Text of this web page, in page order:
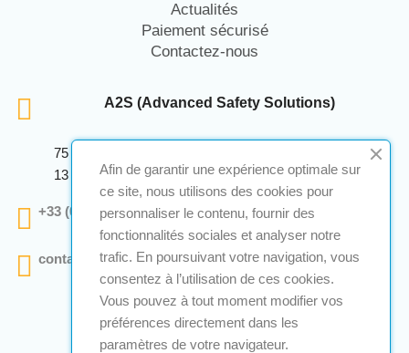
Actualités
Paiement sécurisé
Contactez-nous
A2S (Advanced Safety Solutions)
75 Avenue Marcellin Berthelot Anthelios Bâtiment E
13 290 Aix En Provence
+33 (0)4 12 28 00 69
contact@a2s-atex.com
Afin de garantir une expérience optimale sur
ce site, nous utilisons des cookies pour
personnaliser le contenu, fournir des
fonctionnalités sociales et analyser notre
trafic. En poursuivant votre navigation, vous
consentez à l’utilisation de ces cookies.
Vous pouvez à tout moment modifier vos
préférences directement dans les
paramètres de votre navigateur.